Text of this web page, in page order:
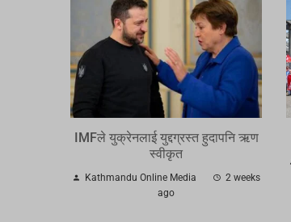
IMFले युक्रेनलाई युद्दग्रस्त हुदापनि ऋण
स्वीकृत
Kathmandu Online Media
2 weeks
ago